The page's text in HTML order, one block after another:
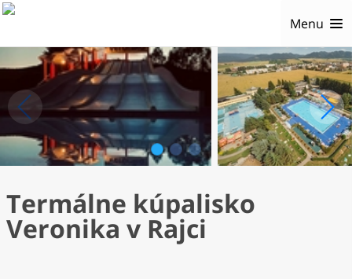
Menu
1 2 3
Termálne kúpalisko
Veronika v Rajci